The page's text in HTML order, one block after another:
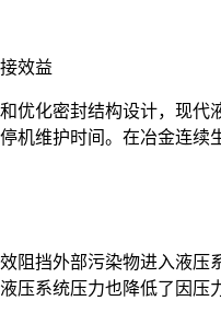
效益
优化密封结构设计，现
机维护时间。在冶金连续
阻挡外部污染物进入液
压系统压力也降低了因压